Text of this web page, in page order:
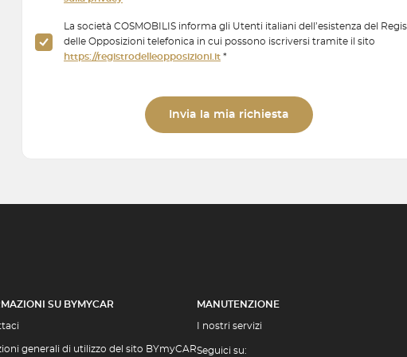
La società COSMOBILIS informa gli Utenti italiani dell’esistenza del
delle Opposizioni telefonica in cui possono iscriversi tramite il sito
https://registrodelleopposizioni.it *
Invia la mia richiesta
SU BYMYCAR
generali di utilizzo del sito BYmyCAR
MANUTENZIONE
I nostri servizi
Seguici su: